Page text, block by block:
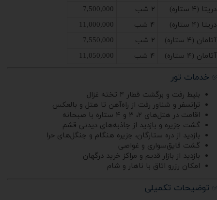
دریتا (۴ ستاره)
۲ شب
7,500,000
دریتا (۴ ستاره)
۴ شب
11,000,000
آتامان (۴ ستاره)
۲ شب
7,550,000
آتامان (۴ ستاره)
۴ شب 11,050,000
خدمات تور
بلیط رفت و برگشت قطار ۴ تخته غزال
ترانسفر و شناور رفت از راه‌آهن تا هتل و بالعکس
اقامت در هتل‌های ۲، ۳ و ۴ ستاره با صبحانه
گشت جزیره و بازدید از جاذبه‌های دیدنی قشم
بازدید از دره ستارگان، جزیره هنگام و جنگل‌های حرا
گشت قایق‌سواری و غواصی
بازدید از بازار قدیم و مراکز خرید درگهان
امکان رزرو اتاق با ناهار و شام
توضیحات تکمیلی